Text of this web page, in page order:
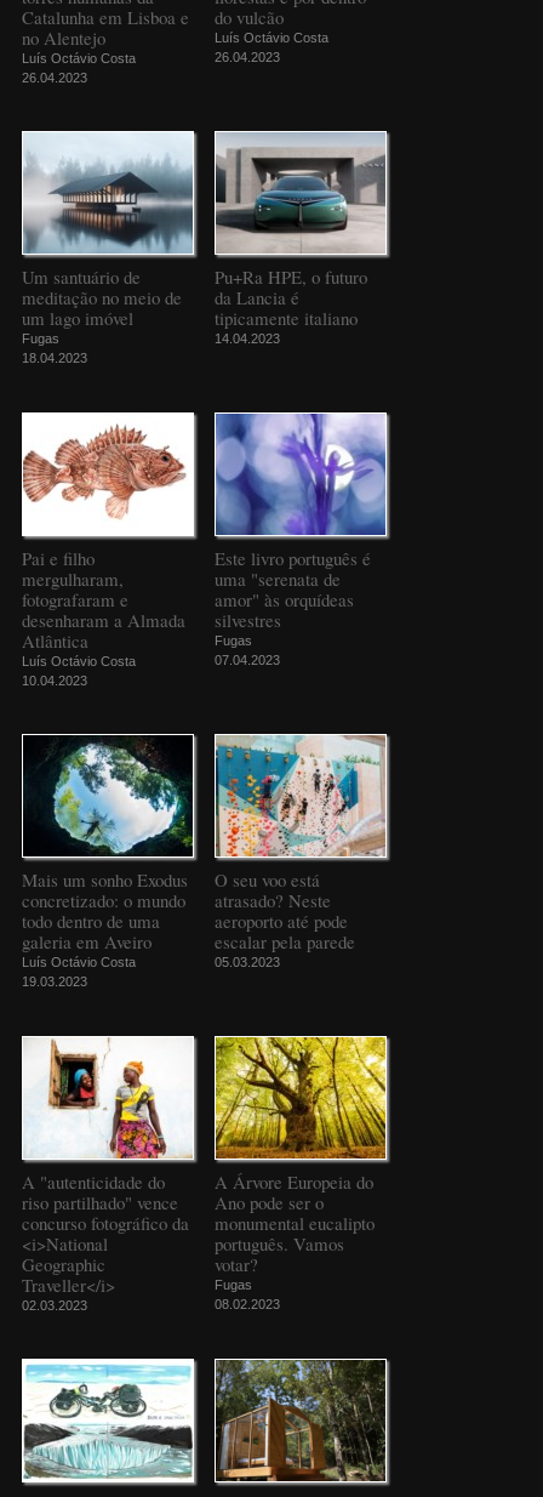
Catalunha em Lisboa e
no Alentejo
Luís Octávio Costa
26.04.2023
do vulcão
Luís Octávio Costa
26.04.2023
Um santuário de
meditação no meio de
um lago imóvel
Fugas
18.04.2023
Pu+Ra HPE, o futuro
da Lancia é
tipicamente italiano
14.04.2023
Pai e filho
mergulharam,
fotografaram e
desenharam a Almada
Atlântica
Luís Octávio Costa
10.04.2023
Este livro português é
uma "serenata de
amor" às orquídeas
silvestres
Fugas
07.04.2023
Mais um sonho Exodus
concretizado: o mundo
todo dentro de uma
galeria em Aveiro
Luís Octávio Costa
19.03.2023
O seu voo está
atrasado? Neste
aeroporto até pode
escalar pela parede
05.03.2023
A "autenticidade do
riso partilhado" vence
concurso fotográfico da
<i>National
Geographic
Traveller</i>
02.03.2023
A Árvore Europeia do
Ano pode ser o
monumental eucalipto
português. Vamos
votar?
Fugas
08.02.2023